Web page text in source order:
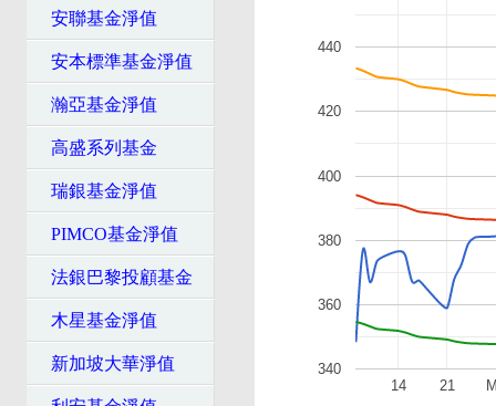
安聯基金淨值
安本標準基金淨值
瀚亞基金淨值
高盛系列基金
瑞銀基金淨值
PIMCO基金淨值
法銀巴黎投顧基金
木星基金淨值
新加坡大華淨值
14 21
340
360
380
400
420
440